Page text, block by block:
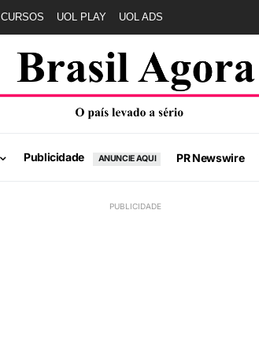
CURSOS UOL PLAY UOL ADS
Publicidade ANUNCIE AQUI PR Newswire